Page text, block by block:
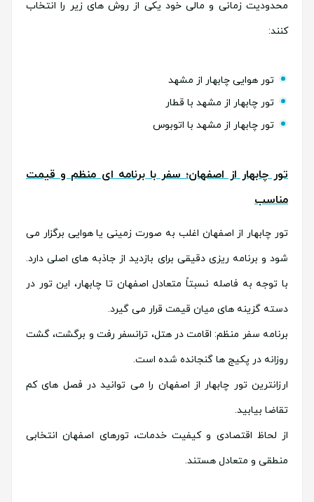
محدودیت زمانی و مالی خود یکی از روش های زیر را انتخاب
کنند:
تور هوایی چابهار از مشهد
تور چابهار از مشهد با قطار
تور چابهار از مشهد با اتوبوس
تور چابهار از اصفهان؛ سفر با برنامه ای منظم و قیمت
مناسب
تور چابهار از اصفهان اغلب به صورت زمینی یا هوایی برگزار می
شود و برنامه ریزی دقیقی برای بازدید از جاذبه های اصلی دارد.
با توجه به فاصله نسبتاً متعادل اصفهان تا چابهار، این تور در
دسته گزینه های میان قیمت قرار می گیرد.
برنامه سفر منظم: اقامت در هتل، ترانسفر رفت و برگشت، گشت
روزانه در پکیج ها گنجانده شده است.
ارزانترین تور چابهار از اصفهان را می توانید در فصل های کم
تقاضا بیابید.
از لحاظ اقتصادی و کیفیت خدمات، تورهای اصفهان انتخابی
منطقی و متعادل هستند.